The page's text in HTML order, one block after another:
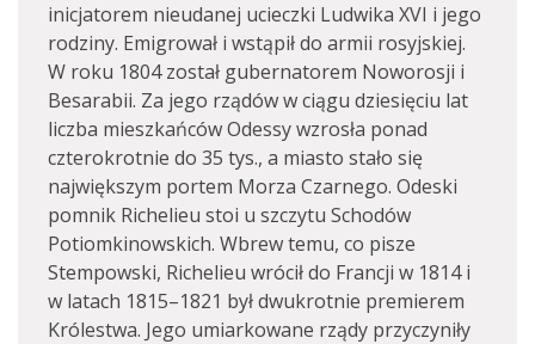
inicjatorem nieudanej ucieczki Ludwika XVI i jego
rodziny. Emigrował i wstąpił do armii rosyjskiej.
W roku 1804 został gubernatorem Noworosji i
Besarabii. Za jego rządów w ciągu dziesięciu lat
liczba mieszkańców Odessy wzrosła ponad
czterokrotnie do 35 tys., a miasto stało się
największym portem Morza Czarnego. Odeski
pomnik Richelieu stoi u szczytu Schodów
Potiomkinowskich. Wbrew temu, co pisze
Stempowski, Richelieu wrócił do Francji w 1814 i
w latach 1815–1821 był dwukrotnie premierem
Królestwa. Jego umiarkowane rządy przyczyniły